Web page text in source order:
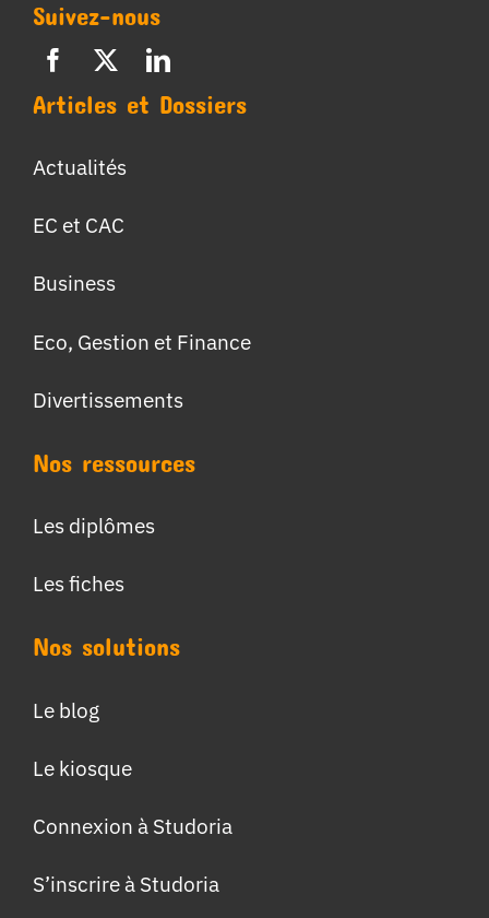
Suivez-nous
Articles et Dossiers
Actualités
EC et CAC
Business
Eco, Gestion et Finance
Divertissements
Nos ressources
Les diplômes
Les fiches
Nos solutions
Le blog
Le kiosque
Connexion à Studoria
S’inscrire à Studoria